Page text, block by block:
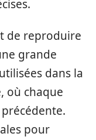
de reproduire
grande
dans la
où chaque
pour